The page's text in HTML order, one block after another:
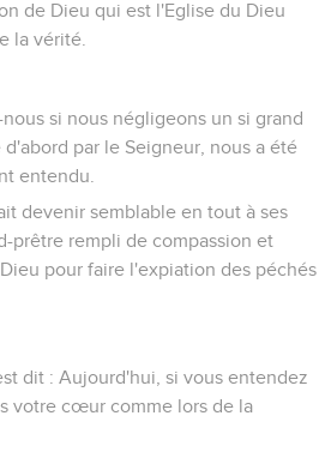
de Dieu qui est l'Eglise du Dieu
la vérité.
si nous négligeons un si grand
par le Seigneur, nous a été
entendu.
devenir semblable en tout à ses
prêtre rempli de compassion et
pour faire l'expiation des péchés
dit : Aujourd'hui, si vous entendez
votre cœur comme lors de la